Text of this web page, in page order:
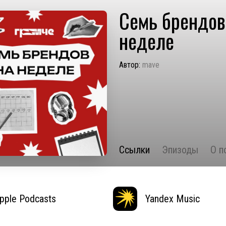
Семь
неделе
Автор: mave
Ссылки Эпизоды О
Podcasts Yandex Music